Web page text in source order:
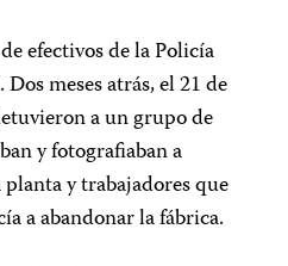
efectivos de la Policía
meses atrás, el 21 de
a un grupo de
y fotografiaban a
y trabajadores que
a abandonar la fábrica.